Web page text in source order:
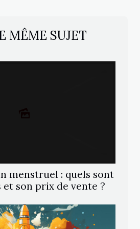
MÊME SUJET
menstruel : quels sont
et son prix de vente ?